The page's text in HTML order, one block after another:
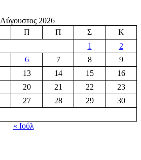
Αύγουστος 2026
Π Π Σ
Κ
1
2
6 7 8
9
13 14 15
16
20 21 22
23
27 28 29
30
« Ιούλ